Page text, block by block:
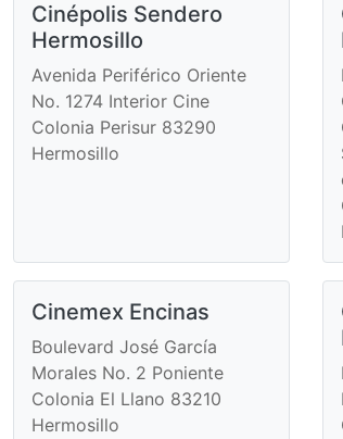
Cinépolis Sendero
Hermosillo
Avenida Periférico Oriente
No. 1274 Interior Cine
Colonia Perisur 83290
Hermosillo
Cinemex Encinas
Boulevard José García
Morales No. 2 Poniente
Colonia El Llano 83210
Hermosillo